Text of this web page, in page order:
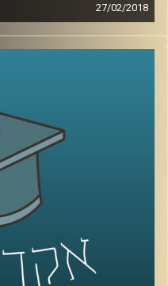
27/02/2018
מחקרים מצביעים על
הסיבות לכך, מתאר
משפחה ומסביר כיצד
AudioVersity